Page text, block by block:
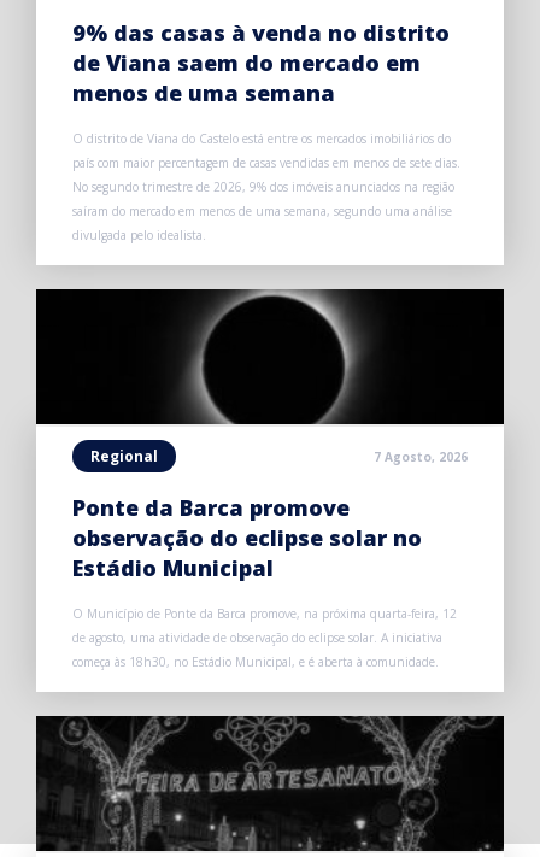
9% das casas à venda no distrito
de Viana saem do mercado em
menos de uma semana
O distrito de Viana do Castelo está entre os mercados imobiliários do
país com maior percentagem de casas vendidas em menos de sete dias.
No segundo trimestre de 2026, 9% dos imóveis anunciados na região
saíram do mercado em menos de uma semana, segundo uma análise
divulgada pelo idealista.
Regional 7 Agosto, 2026
Ponte da Barca promove
observação do eclipse solar no
Estádio Municipal
O Município de Ponte da Barca promove, na próxima quarta-feira, 12
de agosto, uma atividade de observação do eclipse solar. A iniciativa
começa às 18h30, no Estádio Municipal, e é aberta à comunidade.